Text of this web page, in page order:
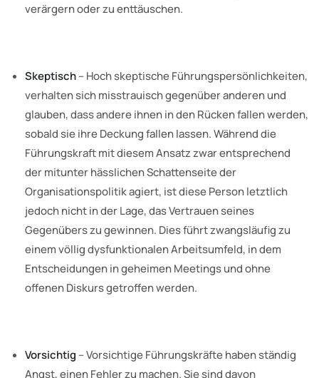
verärgern oder zu enttäuschen.
Skeptisch– Hoch skeptische Führungspersönlichkeiten,
verhalten sich misstrauisch gegenüber anderen und
glauben, dass andere ihnen in den Rücken fallen werden,
sobald sie ihre Deckung fallen lassen. Während die
Führungskraft mit diesem Ansatz zwar entsprechend
der mitunter hässlichen Schattenseite der
Organisationspolitik agiert, ist diese Person letztlich
jedoch nicht in der Lage, das Vertrauen seines
Gegenübers zu gewinnen. Dies führt zwangsläufig zu
einem völlig dysfunktionalen Arbeitsumfeld, in dem
Entscheidungen in geheimen Meetings und ohne
offenen Diskurs getroffen werden.
Vorsichtig – Vorsichtige Führungskräfte haben ständig
Angst, einen Fehler zu machen. Sie sind davon